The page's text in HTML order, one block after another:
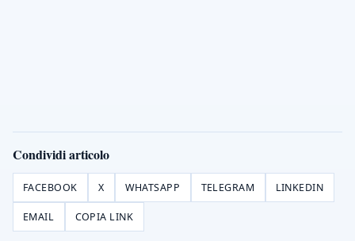
Condividi articolo
FACEBOOK X WHATSAPP TELEGRAM LINKEDIN
EMAIL COPIA LINK